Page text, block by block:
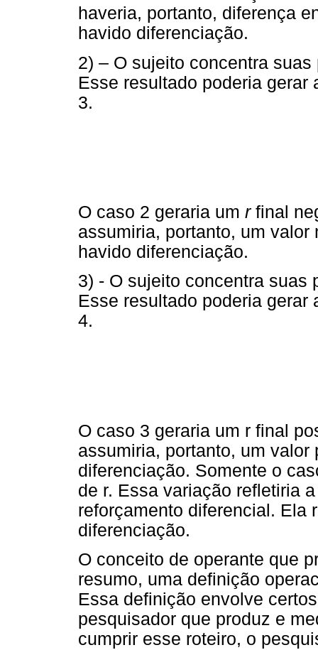
haveria, portanto, diferença
havido diferenciação.
2) – O sujeito concentra
Esse resultado poderia gerar
3.
O caso 2 geraria um rfinal
assumiria, portanto, um
havido diferenciação.
3) - O sujeito concentra suas
Esse resultado poderia gerar
4.
O caso 3 geraria um r final
assumiria, portanto, um valor
diferenciação. Somente o
de r. Essa variação refletiria
reforçamento diferencial. Ela
diferenciação.
O conceito de operante que
resumo, uma definição
Essa definição envolve
pesquisador que produz e
cumprir esse roteiro, o